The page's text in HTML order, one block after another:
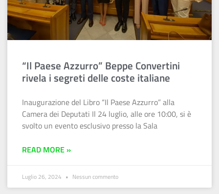
“Il Paese Azzurro” Beppe Convertini
rivela i segreti delle coste italiane
Inaugurazione del Libro “Il Paese Azzurro” alla
Camera dei Deputati Il 24 luglio, alle ore 10:00, si è
svolto un evento esclusivo presso la Sala
READ MORE »
Luglio 26, 2024 Nessun commento